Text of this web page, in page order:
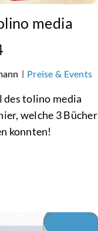
media
| Preise & Events
tolino media
welche 3 Bücher
konnten!